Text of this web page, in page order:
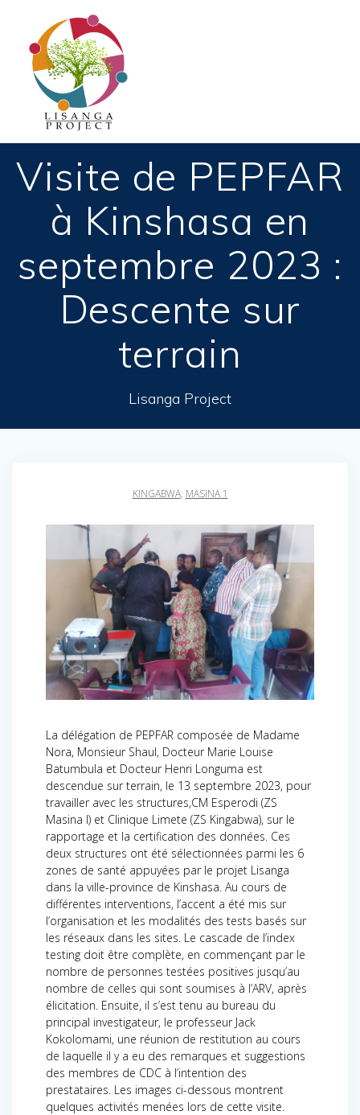
Visite de PEPFAR
à Kinshasa en
septembre 2023 :
Descente sur
terrain
Lisanga Project
KINGABWA, MASINA 1
La délégation de PEPFAR composée de Madame
Nora, Monsieur Shaul, Docteur Marie Louise
Batumbula et Docteur Henri Longuma est
descendue sur terrain, le 13 septembre 2023, pour
travailler avec les structures,CM Esperodi (ZS
Masina I) et Clinique Limete (ZS Kingabwa), sur le
rapportage et la certification des données. Ces
deux structures ont été sélectionnées parmi les 6
zones de santé appuyées par le projet Lisanga
dans la ville-province de Kinshasa. Au cours de
différentes interventions, l’accent a été mis sur
l’organisation et les modalités des tests basés sur
les réseaux dans les sites. Le cascade de l’index
testing doit être complète, en commençant par le
nombre de personnes testées positives jusqu’au
nombre de celles qui sont soumises à l’ARV, après
élicitation. Ensuite, il s’est tenu au bureau du
principal investigateur, le professeur Jack
Kokolomami, une réunion de restitution au cours
de laquelle il y a eu des remarques et suggestions
des membres de CDC à l’intention des
prestataires. Les images ci-dessous montrent
quelques activités menées lors de cette visite.